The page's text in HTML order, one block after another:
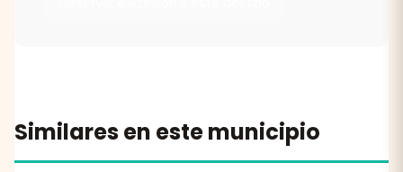
Similares en este municipio